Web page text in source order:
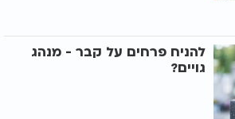
להניח פרחים על קבר - מנהג
גויים?